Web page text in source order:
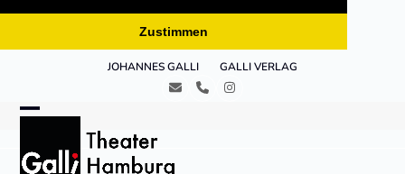
Zustimmen
JOHANNES GALLI GALLI VERLAG
E- TelefonInstagram
mobile
mobile